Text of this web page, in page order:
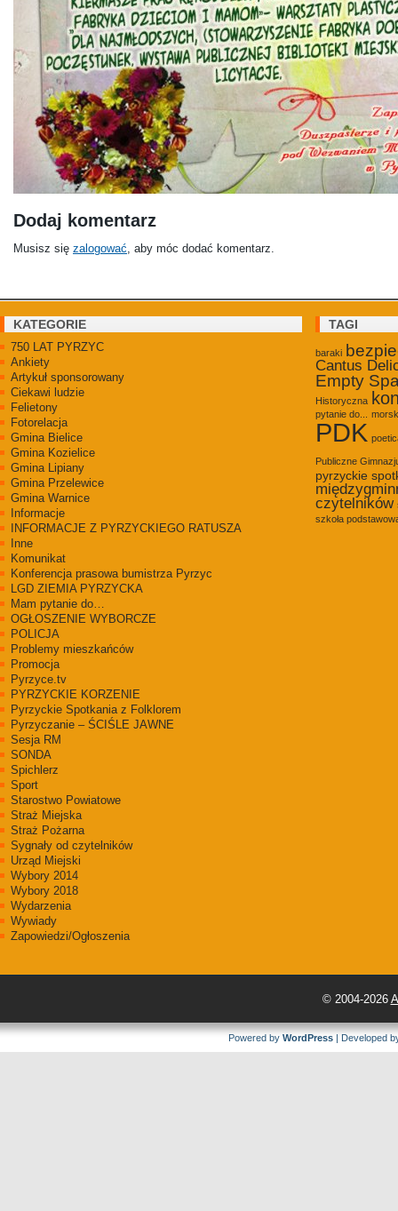
Dodaj komentarz
Musisz się zalogować , aby móc dodać komentarz.
KATEGORIE
750 LAT PYRZYC
Ankiety
Artykuł sponsorowany
Ciekawi ludzie
Felietony
Fotorelacja
Gmina Bielice
Gmina Kozielice
Gmina Lipiany
Gmina Przelewice
Gmina Warnice
Informacje
INFORMACJE Z PYRZYCKIEGO RATUSZA
Inne
Komunikat
Konferencja prasowa bumistrza Pyrzyc
LGD ZIEMIA PYRZYCKA
Mam pytanie do…
OGŁOSZENIE WYBORCZE
POLICJA
Problemy mieszkańców
Promocja
Pyrzyce.tv
PYRZYCKIE KORZENIE
Pyrzyckie Spotkania z Folklorem
Pyrzyczanie – ŚCIŚLE JAWNE
Sesja RM
SONDA
Spichlerz
Sport
Starostwo Powiatowe
Straż Miejska
Straż Pożarna
Sygnały od czytelników
Urząd Miejski
Wybory 2014
Wybory 2018
Wydarzenia
Wywiady
Zapowiedzi/Ogłoszenia
TAGI
baraki
Cantus
Empty
Historyczna
pytanie do...
PDK
Publiczne
pyrzyckie
czytelników
szkoła
© 2004-2026
Powered by WordPress | Developed